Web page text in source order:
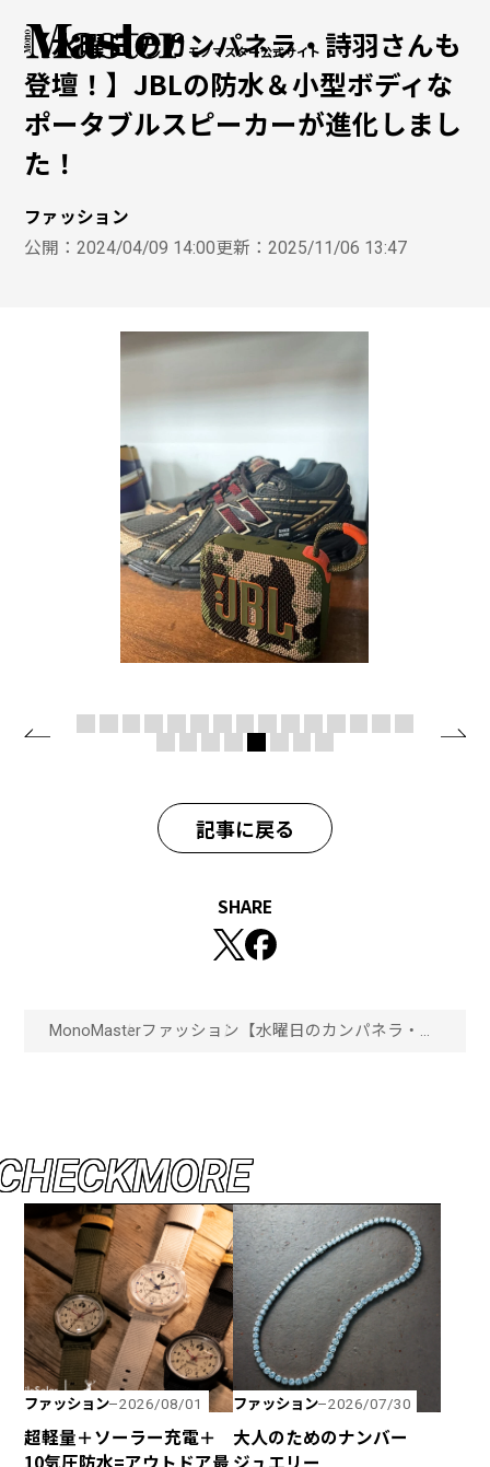
モノマスター公式サイト
【水曜日のカンパネラ・詩羽さんも
登壇！】JBLの防水＆小型ボディな
ポータブルスピーカーが進化しまし
た！
ファッション
公開：2024/04/09 14:00更新：2025/11/06 13:47
記事に戻る
SHARE
MonoMasterファッション 【水曜日のカンパネラ・詩
HECKMORE
ファッション 2026/08/01
超軽量＋ソーラー充電＋
ファッション 2026/07/30
大人のためのナンバー